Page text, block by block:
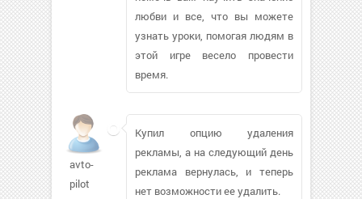
любви и все, что вы можете
узнать уроки, помогая людям в
этой игре весело провести
время.
avto-
pilot
Купил опцию удаления
рекламы, а на следующий день
реклама вернулась, и теперь
нет возможности ее удалить.